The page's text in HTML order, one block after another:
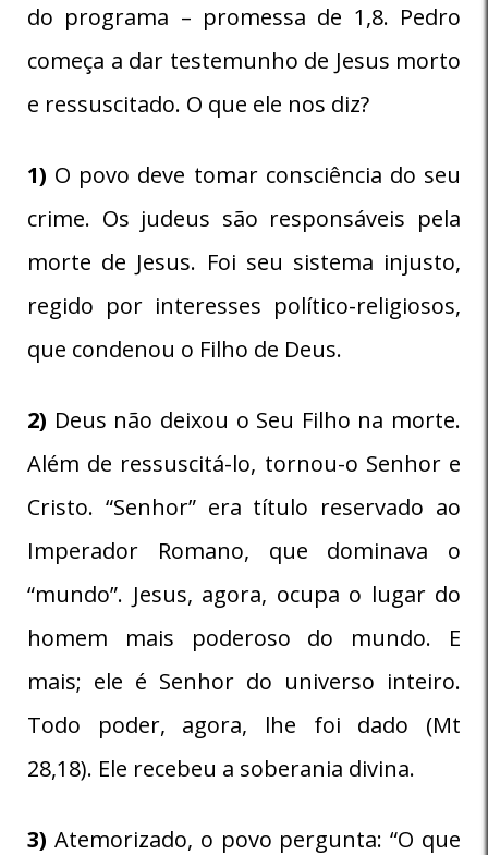
do programa – promessa de 1,8. Pedro
começa a dar testemunho de Jesus morto
e ressuscitado. O que ele nos diz?
1) O povo deve tomar consciência do seu
crime. Os judeus são responsáveis pela
morte de Jesus. Foi seu sistema injusto,
regido por interesses político-religiosos,
que condenou o Filho de Deus.
2) Deus não deixou o Seu Filho na morte.
Além de ressuscitá-lo, tornou-o Senhor e
Cristo. “Senhor” era título reservado ao
Imperador Romano, que dominava o
“mundo”. Jesus, agora, ocupa o lugar do
homem mais poderoso do mundo. E
mais; ele é Senhor do universo inteiro.
Todo poder, agora, lhe foi dado (Mt
28,18). Ele recebeu a soberania divina.
3) Atemorizado, o povo pergunta: “O que